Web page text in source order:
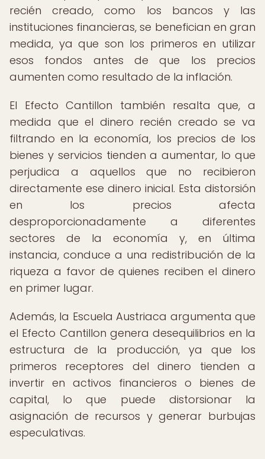
recién creado, como los bancos y las
instituciones financieras, se benefician en gran
medida, ya que son los primeros en utilizar
esos fondos antes de que los precios
aumenten como resultado de la inflación.
El Efecto Cantillon también resalta que, a
medida que el dinero recién creado se va
filtrando en la economía, los precios de los
bienes y servicios tienden a aumentar, lo que
perjudica a aquellos que no recibieron
directamente ese dinero inicial. Esta distorsión
en los precios afecta
desproporcionadamente a diferentes
sectores de la economía y, en última
instancia, conduce a una redistribución de la
riqueza a favor de quienes reciben el dinero
en primer lugar.
Además, la Escuela Austriaca argumenta que
el Efecto Cantillon genera desequilibrios en la
estructura de la producción, ya que los
primeros receptores del dinero tienden a
invertir en activos financieros o bienes de
capital, lo que puede distorsionar la
asignación de recursos y generar burbujas
especulativas.